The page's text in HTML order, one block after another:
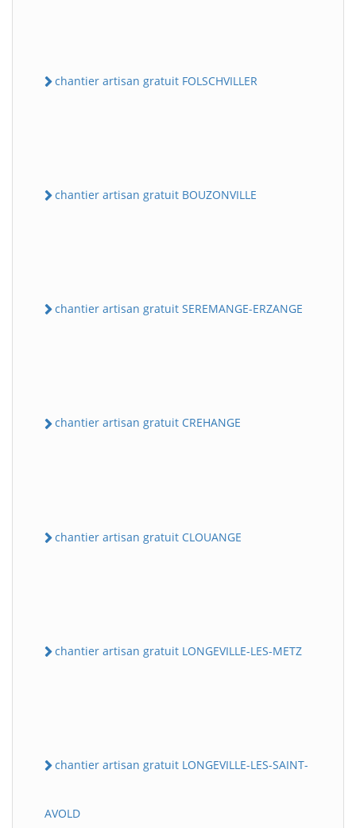
chantier artisan gratuit FOLSCHVILLER
chantier artisan gratuit BOUZONVILLE
chantier artisan gratuit SEREMANGE-ERZANGE
chantier artisan gratuit CREHANGE
chantier artisan gratuit CLOUANGE
chantier artisan gratuit LONGEVILLE-LES-METZ
chantier artisan gratuit LONGEVILLE-LES-SAINT-
AVOLD